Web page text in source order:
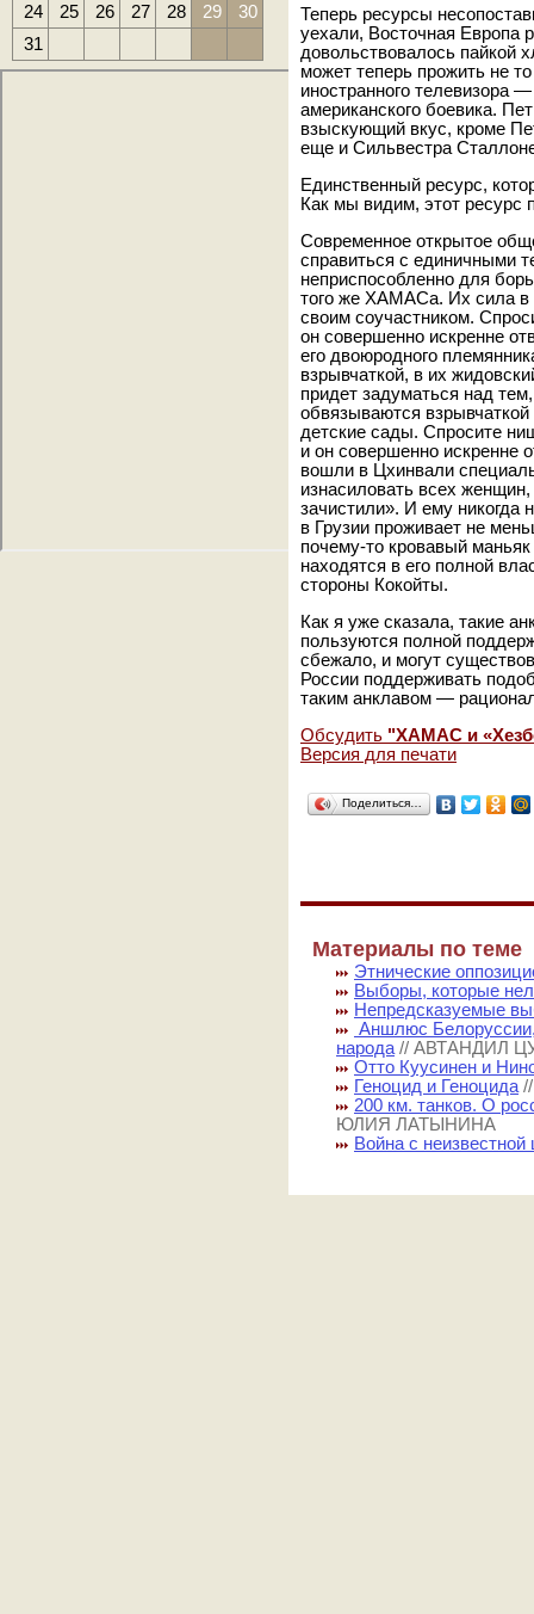
24
25 26 27 28 29
30
31
Теперь ресурсы
уехали, Восточная Европа
довольствовалось пайкой
может теперь прожить не
иностранного телевизора
американского боевика.
взыскующий вкус, кроме
еще и Сильвестра
Единственный ресурс,
Как мы видим, этот ресурс
Современное открытое
справиться с единичными
неприспособленно для
того же ХАМАСа. Их сила в
своим соучастником.
он совершенно искренне
его двоюродного
взрывчаткой, в их
придет задуматься над
обвязываются
детские сады. Спросите
и он совершенно искренне
вошли в Цхинвали
изнасиловать всех
зачистили». И ему никогда
в Грузии проживает не
почему-то кровавый
находятся в его полной
стороны Кокойты.
Как я уже сказала, такие
пользуются полной
сбежало, и могут
России поддерживать
таким анклавом —
Обсудить "ХАМАС и
Версия для печати
Поделиться…
Материалы по теме
Этнические
Выборы, которые
Непредсказуемые
Аншлюс Белоруссии,
народа // АВТАНДИЛ
Отто Куусинен и
Геноцид и Геноцида
200 км. танков. О
ЮЛИЯ ЛАТЫНИНА
Война с